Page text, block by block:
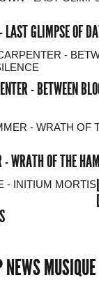
LAST GLIMPSE OF
- BETWEEN
WRATH OF THE
NEWS MUSIQUE